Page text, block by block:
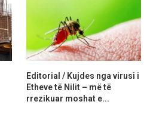
Editorial / Kujdes nga virusi i
Etheve të Nilit – më të
rrezikuar moshat e...